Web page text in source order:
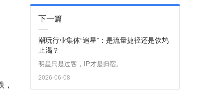
下一篇
潮玩行业集体“追星”：是流量捷径还是饮鸩
止渴？
明星只是过客，IP才是归宿。
2026-06-08